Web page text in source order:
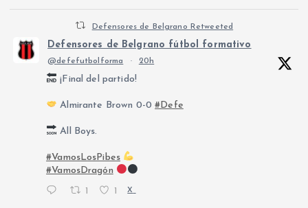
Defensores de Belgrano Retweeted
Defensores de Belgrano fútbol formativo
@defefutbolforma · 20h
¡Final del partido!
Almirante Brown 0-0#Defe
All Boys.
#VamosLosPibes
#VamosDragón
X